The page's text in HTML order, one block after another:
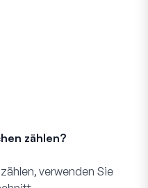
zählen?
verwenden Sie